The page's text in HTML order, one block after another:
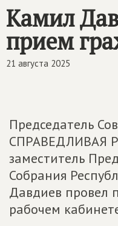
Камил
прием
21 августа 2025
Председатель
СПРАВЕДЛИВАЯ
заместитель
Собрания
Давдиев провел
рабочем